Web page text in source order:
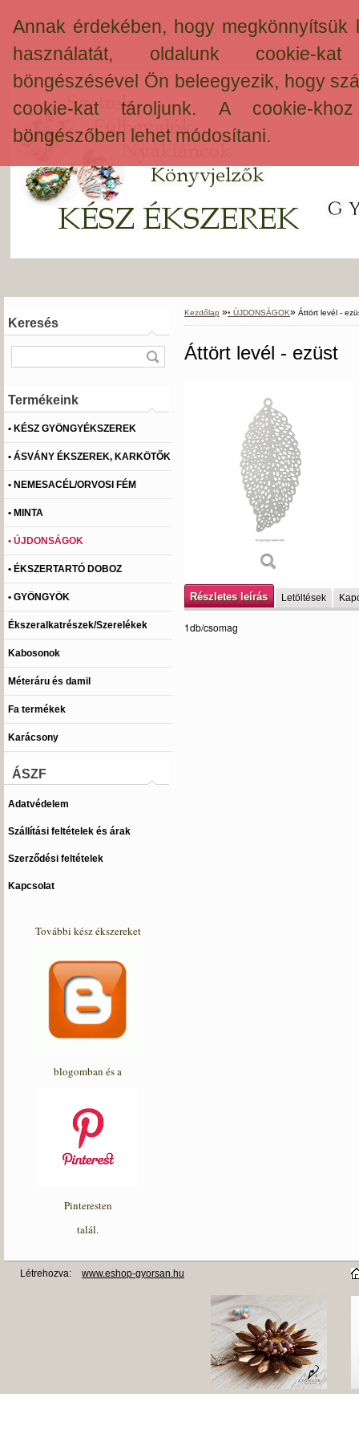
Annak érdekében, hogy megkönnyítsük
használatát, oldalunk cookie-
böngészésével Ön beleegyezik, hogy
cookie-kat tároljunk. A cookie-
böngészőben lehet módosítani.
Keresés
Termékeink
• KÉSZ GYÖNGYÉKSZEREK
• ÁSVÁNY ÉKSZEREK, KARKÖTŐK
• NEMESACÉL/ORVOSI FÉM
• MINTA
• ÚJDONSÁGOK
• ÉKSZERTARTÓ DOBOZ
• GYÖNGYÖK
Ékszeralkatrészek/Szerelékek
Kabosonok
Méteráru és damil
Fa termékek
Karácsony
ÁSZF
Adatvédelem
Szállítási feltételek és árak
Szerződési feltételek
Kapcsolat
További kész ékszereket
blogomban és a
Pinteresten
talál.
Kezdőlap »• ÚJDONSÁGOK» Áttört levél -
Áttört levél - ezüst
Részletes leírás Letöltések
1db/csomag
Létrehozva: www.eshop-gyorsan.hu